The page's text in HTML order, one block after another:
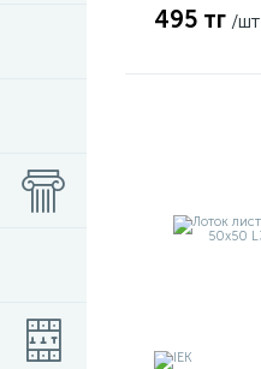
495 тг /шт